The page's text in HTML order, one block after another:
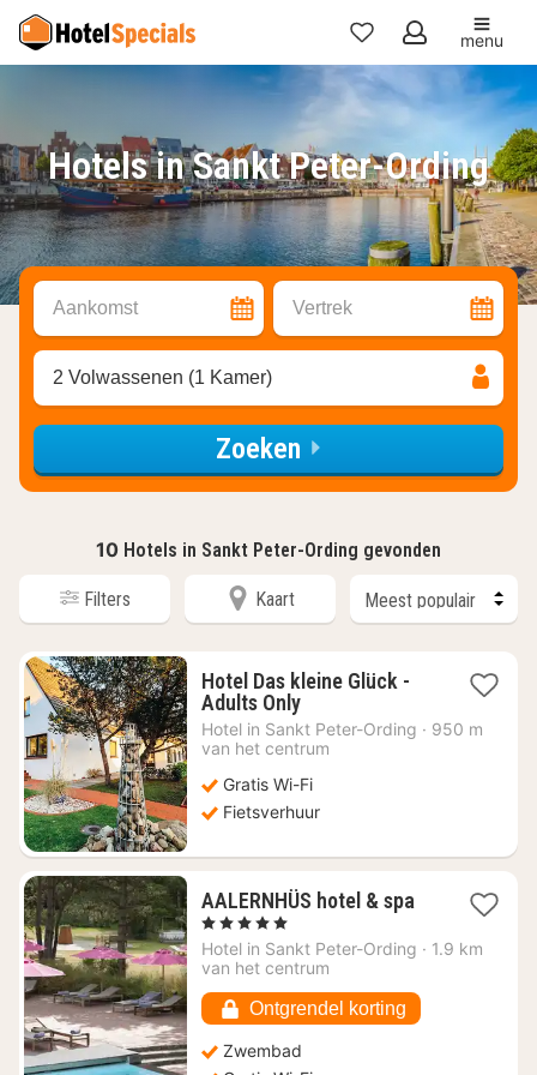
Mijn
favorieten
menu
Hotels in Sankt Peter-Ording
Aankomst Vertrek
2 Volwassenen (1 Kamer)
Zoeken
10 Hotels in Sankt Peter-Ording gevonden
Filters Kaart
Hotel Das kleine Glück -
Adults Only1
nacht
vanaf
148,60
Hotel in Sankt Peter-Ording · 950 m
van het centrum
Gratis Wi-Fi
Fietsverhuur
AALERNHÜS hotel & spa1
vanaf
€
, 5 Sterren
Hotel in Sankt Peter-Ording · 1.9 km
van het centrum
Ontgrendel korting
Zwembad